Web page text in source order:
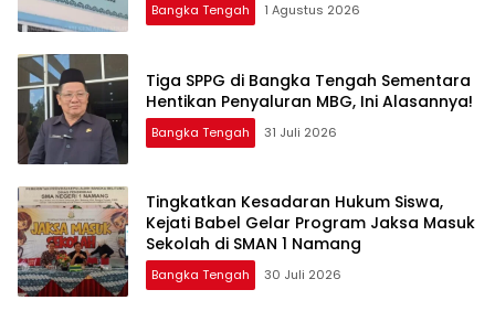
Bangka Tengah 1 Agustus 2026
‎Tiga SPPG di Bangka Tengah Sementara
Bangka Tengah 31 Juli 2026
Tingkatkan Kesadaran Hukum Siswa,
Kejati Babel Gelar Program Jaksa Masuk
Sekolah di SMAN 1 Namang
Bangka Tengah 30 Juli 2026